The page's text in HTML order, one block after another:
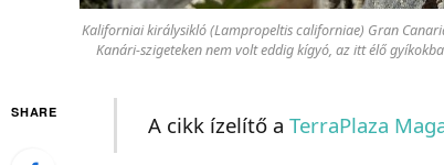
Kaliforniai királysikló (Lampropeltis californiae) Gran
Kanári-szigeteken nem volt eddig kígyó, az itt élő
SHARE A cikk ízelítő a TerraPlaza